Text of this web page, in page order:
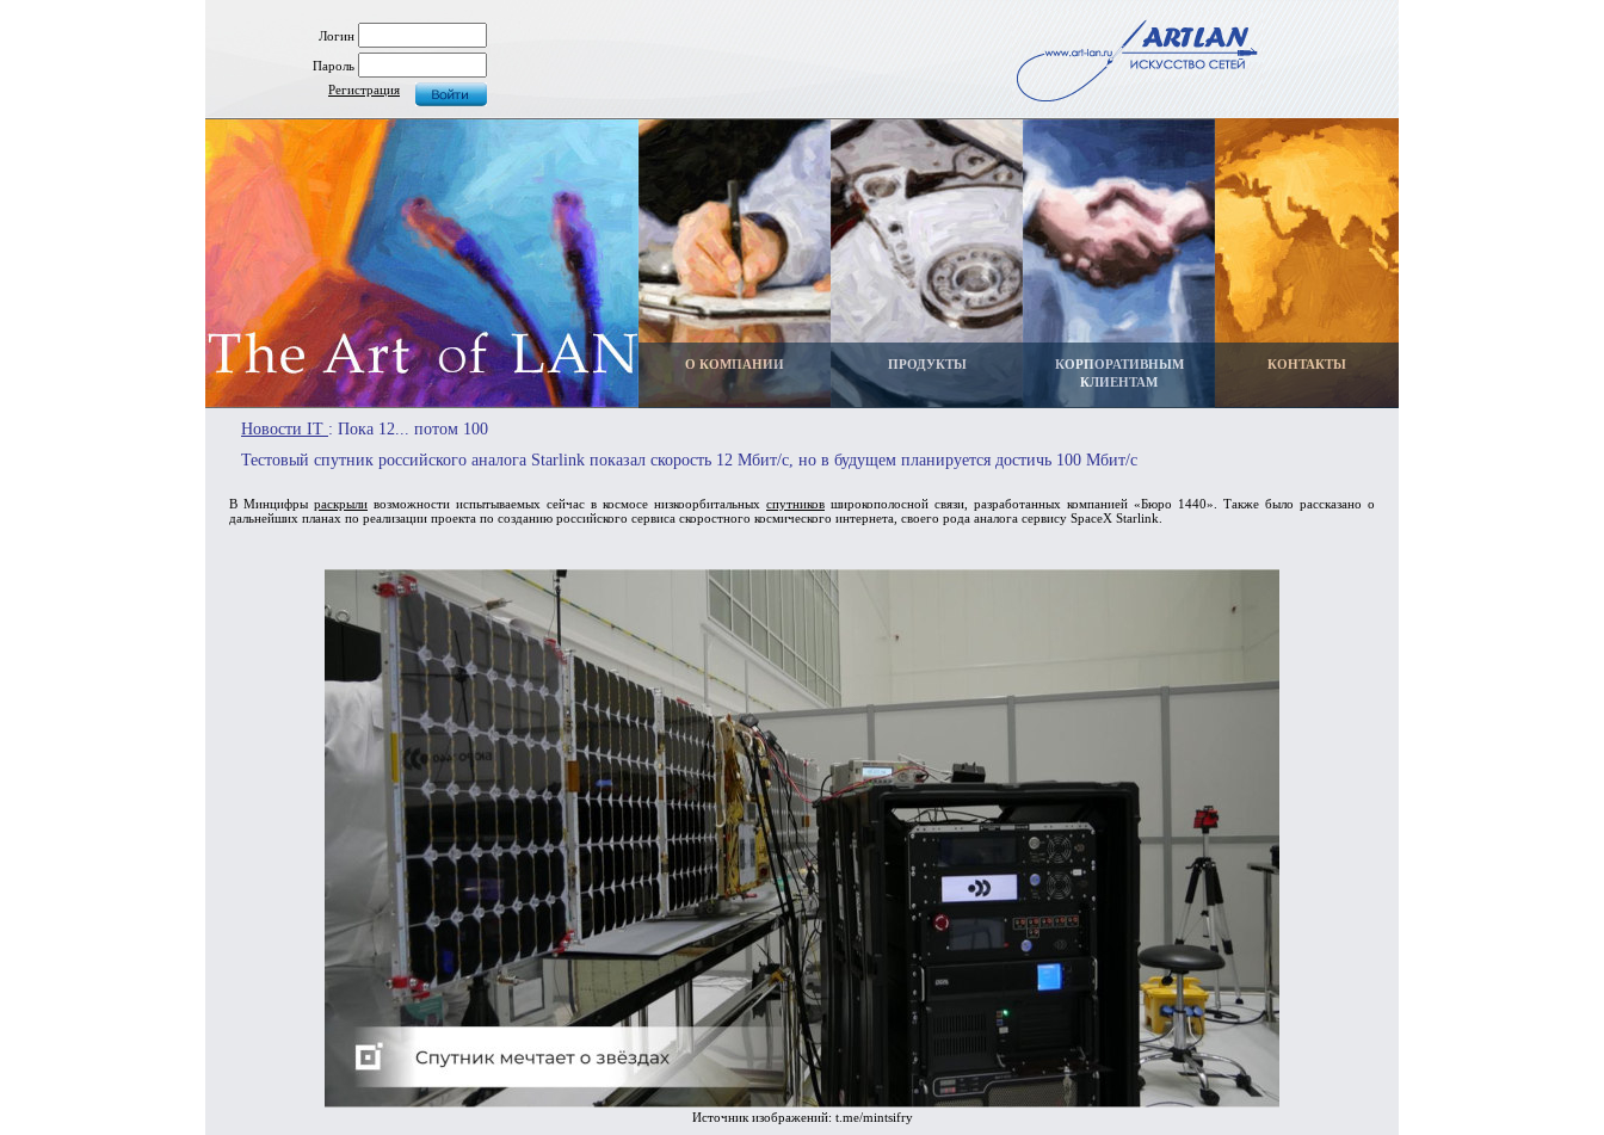
Логин
Пароль
Регистрация
КОНТАКТЫ
КОРПОРАТИВНЫМ
КЛИЕНТАМ
ПРОДУКТЫ
О КОМПАНИИ
Новости IT : Пока 12... потом 100
Тестовый спутник российского аналога Starlink показал скорость 12 Мбит/с, но в будущем планируется достичь 100 Мбит/с
В Минцифры раскрыли возможности испытываемых сейчас в космосе низкоорбитальных спутников широкополосной связи, разработанных компанией «Бюро 1440». Также было рассказано о
дальнейших планах по реализации проекта по созданию российского сервиса скоростного космического интернета, своего рода аналога сервису SpaceX Starlink.
Источник изображений: t.me/mintsifry